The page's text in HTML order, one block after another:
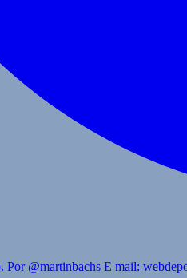
@martinbachs E mail: